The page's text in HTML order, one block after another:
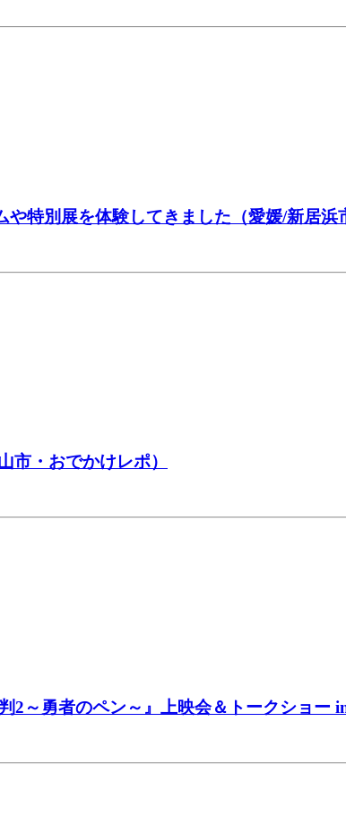
特別展を体験してきました（愛媛/新居浜
市・おでかけレポ）
2～勇者のペン～』上映会＆トークショー